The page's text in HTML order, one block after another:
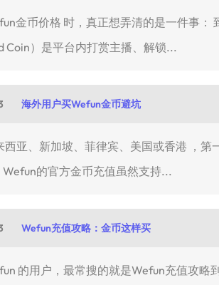
金币价格 时，真正想弄清的是一件事
Coin）是平台内打赏主播、解锁...
海外用户买Wefun金币避坑
西亚、新加坡、菲律宾、美国或香港 ，
的官方金币充值虽然支持...
Wefun充值攻略：金币这样买
的用户，最常搜的就是Wefun充值攻